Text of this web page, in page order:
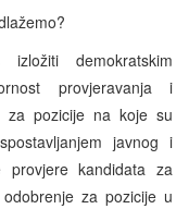
demokratskim
provjeravanja i
za pozicije na koje su
javnog i
provjere kandidata za
za pozicije u